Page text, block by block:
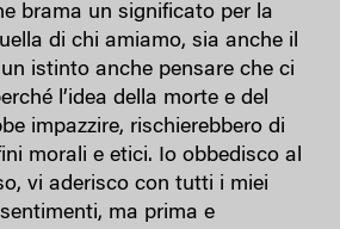
brama un significato per la
di chi amiamo, sia anche il
istinto anche pensare che ci
l’idea della morte e del
impazzire, rischierebbero di
morali e etici. Io obbedisco al
vi aderisco con tutti i miei
ma prima e